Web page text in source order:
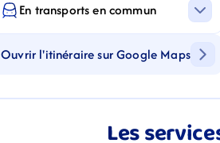
En transports en commun
Ouvrir l'itinéraire sur Google Maps
Les